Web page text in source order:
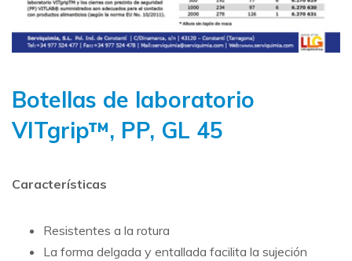
Botellas de laboratorio
VITgrip™, PP, GL 45
Características
Resistentes a la rotura
La forma delgada y entallada facilita la sujeción